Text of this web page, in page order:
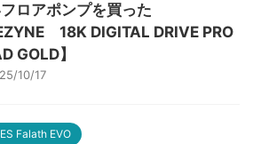
ロアポンプを買った
18K DIGITAL DRIVE PRO
GOLD】
10/17
Falath EVO